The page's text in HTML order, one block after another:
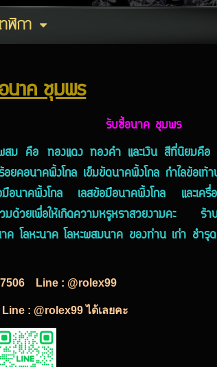
ฬิกา
นาค ชุมพร
รับซื้อนาค ชุมพร
ม คือ ทองแดง ทองคำ และเงิน สีที่นิยมคือ
ยคอนาคพิ้งโกล เข็มขัดนาคพิ้งโกล กำไลข้อเ
อนาคพิ้งโกล เลสข้อมือนาคพิ้งโกล และเครื่อ
มด้วยเพื่อให้เกิดความหรูหราสวยงามคะ ร้าน
าค โลหะนาค โลหะผสมนาค ของท่าน เก่า ชำ
Line : @rolex99
: @rolex99 ได้เลยคะ